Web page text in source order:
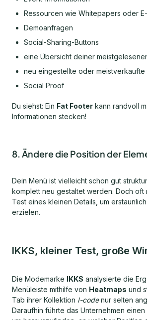
Ressourcen wie Whitepapers oder
Demoanfragen
Social-Sharing-Buttons
eine Übersicht deiner
neu eingestellte oder meistverkaufte
Social Proof
Du siehst: Ein Fat Footer kann randvoll
Informationen stecken!
8. Ändere die Position der
Dein Menü ist vielleicht schon gut
komplett neu gestaltet werden. Doch oft
Test eines kleinen Details, um
erzielen.
IKKS, kleiner Test, große
Die Modemarke IKKS analysierte die
Menüleiste mithilfe von Heatmaps und
Tab ihrer Kollektion I-codenur selten
Daraufhin führte das Unternehmen einen